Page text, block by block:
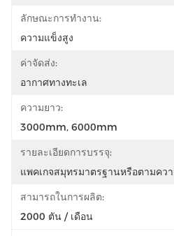
ลักษณะการทำงาน:
ความแข็งสูง
ค่าจัดส่ง:
อากาศทางทะเล
ความยาว:
3000mm, 6000mm
รายละเอียดการบรรจุ:
แพคเกจสมุทรมาตรฐานหรือตามคว
สามารถในการผลิต:
2000 ตัน / เดือน